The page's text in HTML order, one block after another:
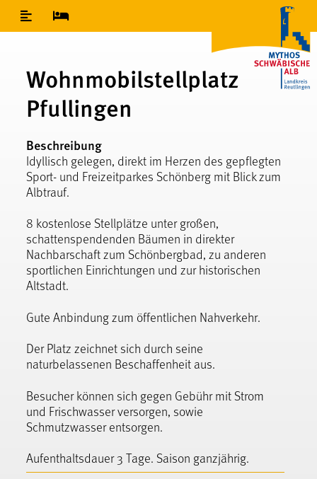
Inhaltsverzeichnis
Wohnmobilstellplatz
Pfullingen
Beschreibung
Idyllisch gelegen, direkt im Herzen des gepflegten
Sport- und Freizeitparkes Schönberg mit Blick zum
Albtrauf.
8 kostenlose Stellplätze unter großen,
schattenspendenden Bäumen in direkter
Nachbarschaft zum Schönbergbad, zu anderen
sportlichen Einrichtungen und zur historischen
Altstadt.
Gute Anbindung zum öffentlichen Nahverkehr.
Der Platz zeichnet sich durch seine
naturbelassenen Beschaffenheit aus.
Besucher können sich gegen Gebühr mit Strom
und Frischwasser versorgen, sowie
Schmutzwasser entsorgen.
Aufenthaltsdauer 3 Tage. Saison ganzjährig.